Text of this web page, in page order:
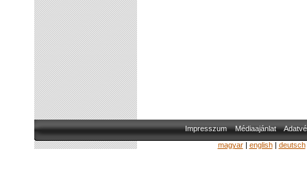
Impresszum Médiaajánlat
magyar| english| deutsch